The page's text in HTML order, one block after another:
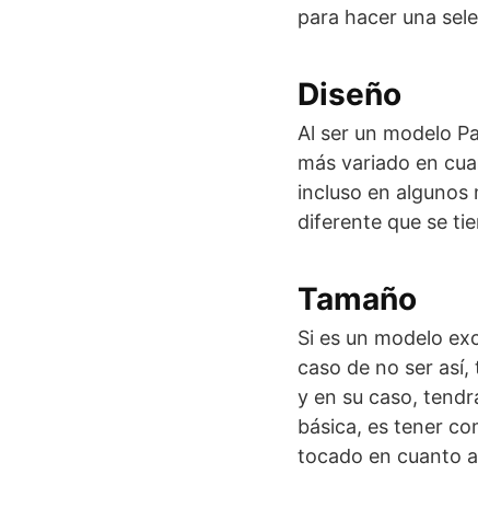
para hacer una
Diseño
Al ser un modelo
más variado en
incluso en
diferente que se
Tamaño
Si es un modelo
caso de no ser
y en su caso,
básica, es tener
tocado en cuanto